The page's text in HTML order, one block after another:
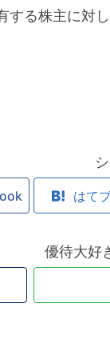
する株主に対
はて
優待大好